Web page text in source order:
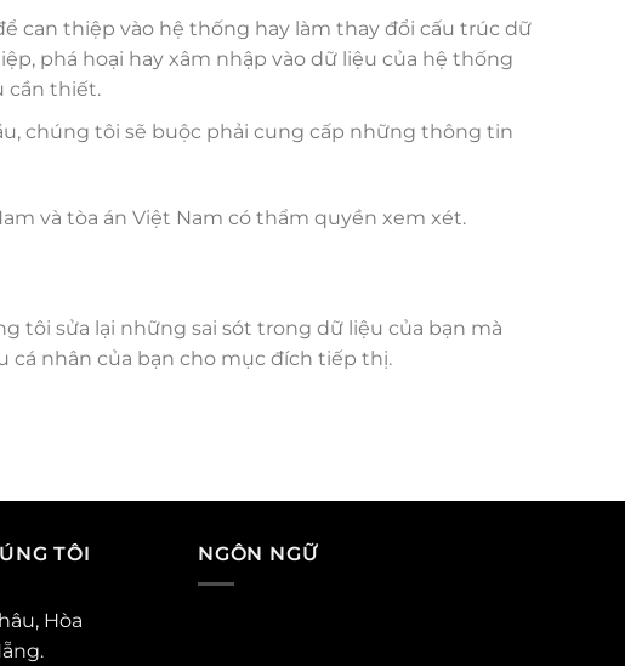
can thiệp vào hệ thống hay làm thay đổi cấu trúc dữ
phá hoại hay xâm nhập vào dữ liệu của hệ thống
cần thiết.
chúng tôi sẽ buộc phải cung cấp những thông tin
và tòa án Việt Nam có thẩm quyền xem xét.
tôi sửa lại những sai sót trong dữ liệu của bạn mà
nhân của bạn cho mục đích tiếp thị.
TÔI
Hòa
NGÔN NGỮ